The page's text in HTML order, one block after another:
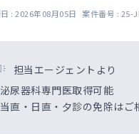
: 2026年08月05日 案件番号 : 25-
担当エージェントより
尿器科専門医取得可能
直・日直・夕診の免除はご